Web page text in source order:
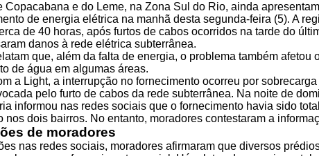
Copacabana e do Leme, na Zona Sul do Rio, ainda
de energia elétrica na manhã desta segunda-feira (5). A
de 40 horas, após furtos de cabos ocorridos na tarde do
danos à rede elétrica subterrânea.
que, além da falta de energia, o problema também afetou
de água em algumas áreas.
a Light, a interrupção no fornecimento ocorreu por sobrecarga
pelo furto de cabos da rede subterrânea. Na noite de
informou nas redes sociais que o fornecimento havia sido
nos dois bairros. No entanto, moradores contestaram a
de moradores
nas redes sociais, moradores afirmaram que diversos